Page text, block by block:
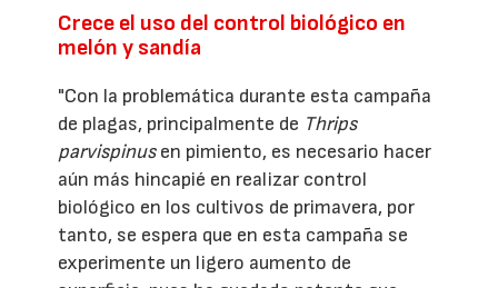
Crece el uso del control biológico en
melón y sandía
"Con la problemática durante esta campaña
de plagas, principalmente de Thrips
parvispinusen pimiento, es necesario hacer
aún más hincapié en realizar control
biológico en los cultivos de primavera, por
tanto, se espera que en esta campaña se
experimente un ligero aumento de